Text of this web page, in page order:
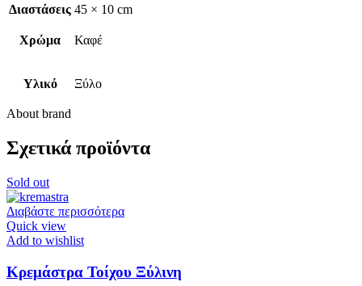
Διαστάσεις 45 × 10 cm
Χρώμα Καφέ
Υλικό Ξύλο
About brand
Σχετικά προϊόντα
Sold out
Διαβάστε περισσότερα
Quick view
Add to wishlist
Κρεμάστρα Τοίχου Ξύλινη